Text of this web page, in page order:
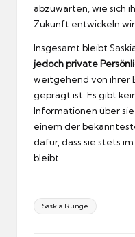
abzuwarten, wie sich
Zukunft entwickeln
Insgesamt bleibt
jedoch private
weitgehend von ihrer
geprägt ist. Es gibt
Informationen über
einem der
dafür, dass sie stets
bleibt.
Tags:
Saskia Runge